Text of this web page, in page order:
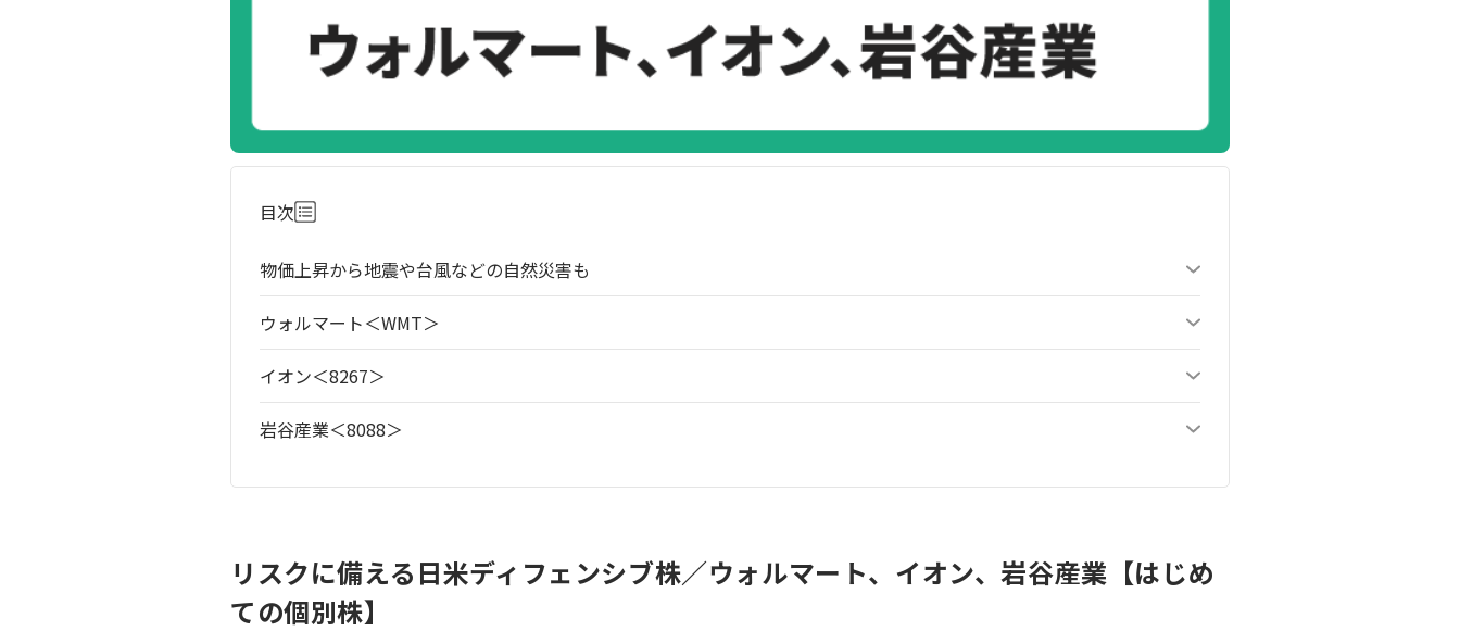
目次
物価上昇から地震や台風などの自然災害も
ウォルマート＜WMT＞
イオン＜8267＞
岩谷産業＜8088＞
リスクに備える日米ディフェンシブ株／ウォルマート、イオン、岩谷産業【はじめ
ての個別株】